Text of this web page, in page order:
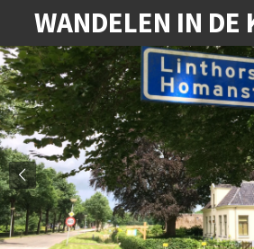
direct
naar
de
hoofdinhoud
WANDELEN IN DE